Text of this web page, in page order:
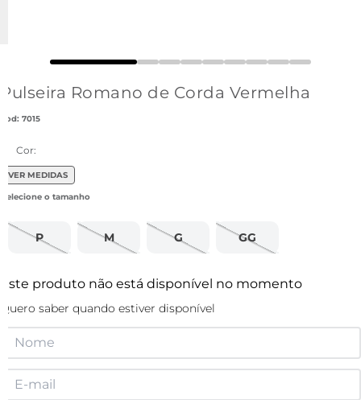
Pulseira Romano de Corda Vermelha
: 7015
Cor:
VER MEDIDAS
P M G GG
Este produto não está disponível no momento
Quero saber quando estiver disponível